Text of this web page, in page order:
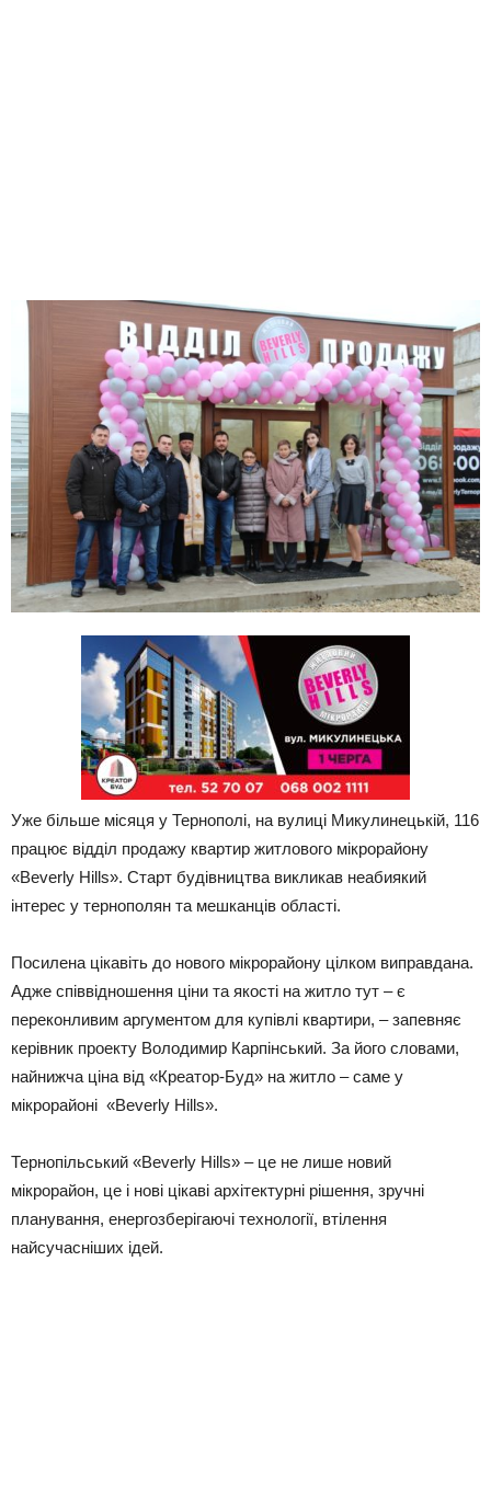
Уже більше місяця у Тернополі, на вулиці Микулинецькій, 116
працює відділ продажу квартир житлового мікрорайону
«Beverly Hills». Старт будівництва викликав неабиякий
інтерес у тернополян та мешканців області.
Посилена цікавіть до нового мікрорайону цілком виправдана.
Адже співвідношення ціни та якості на житло тут – є
переконливим аргументом для купівлі квартири, – запевняє
керівник проекту Володимир Карпінський. За його словами,
найнижча ціна від «Креатор-Буд» на житло – саме у
мікрорайоні «Beverly Hills».
Тернопільський «Beverly Hills» – це не лише новий
мікрорайон, це і нові цікаві архітектурні рішення, зручні
планування, енергозберігаючі технології, втілення
найсучасніших ідей.